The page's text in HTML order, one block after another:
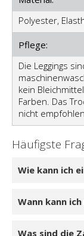
Polyester,
Pflege:
Die Leggings
kein
Farben. Das
nicht
Häufigste
Wie kann ich
Wählen Sie
bestellen
Wann kann
Wenn das
Was sind die